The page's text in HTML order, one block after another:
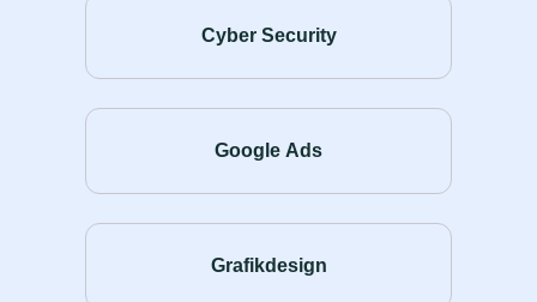
Cyber Security
Google Ads
Grafikdesign